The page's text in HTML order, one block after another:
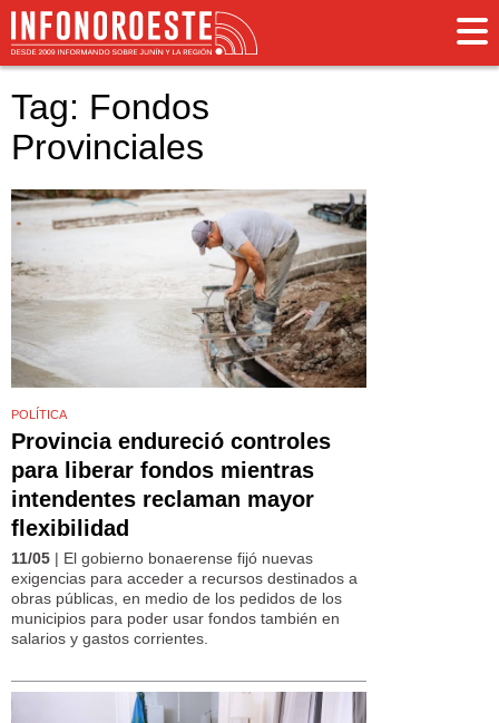
Tag: Fondos
Provinciales
POLÍTICA
Provincia endureció controles
para liberar fondos mientras
intendentes reclaman mayor
flexibilidad
11/05 | El gobierno bonaerense fijó nuevas
exigencias para acceder a recursos destinados a
obras públicas, en medio de los pedidos de los
municipios para poder usar fondos también en
salarios y gastos corrientes.